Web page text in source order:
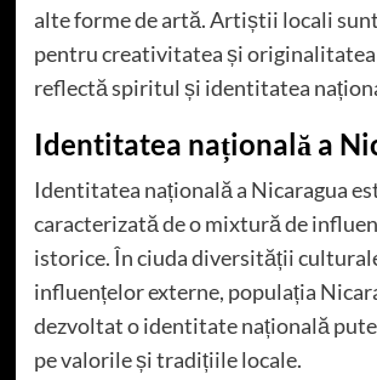
alte forme de artă. Artiștii locali
pentru creativitatea și originalitatea
reflectă spiritul și identitatea
Identitatea națională a
Identitatea națională a Nicaragua
caracterizată de o mixtură de
istorice. În ciuda diversității
influențelor externe, populația
dezvoltat o identitate națională
pe valorile și tradițiile locale.